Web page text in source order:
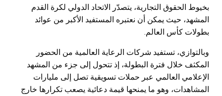
بخيوط الحقوق التجارية، يتصدّر الاتحاد الدولي لكرة القدم
المشهد، حيث يمكن أن نعتبره المستفيد الأكبر من عوائد
بطولات كأس العالم.
وبالتوازي، تستفيد شركات الرعاية العالمية من الحضور
المكثف خلال فترة البطولة، إذ تتحول إلى جزء من المشهد
الإعلامي العالمي عبر حملات تسويقية تصل إلى مليارات
المشاهدات، وهو ما يمنحها قيمة دعائية يصعب تكرارها خارج